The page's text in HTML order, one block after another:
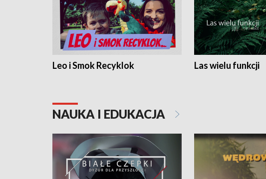
Leo i Smok Recyklok Las wielu funkcji
NAUKA I EDUKACJA